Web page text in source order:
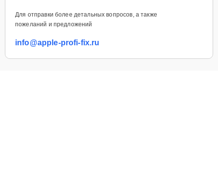
Для отправки более детальных вопросов, а также
пожеланий и предложений
info@apple-profi-fix.ru